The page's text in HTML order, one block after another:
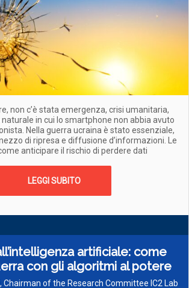
non c’è stata emergenza, crisi umanitaria,
in cui lo smartphone non abbia avuto
Nella guerra ucraina è stato essenziale,
di ripresa e diffusione d’informazioni. Le
anticipare il rischio di perdere dati
LEGGI SUBITO
artificiale: come
con gli algoritmi al potere
Chairman of the Research Committee IC2 Lab